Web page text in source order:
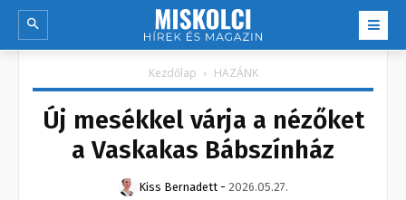
Kezdőlap HAZÁNK
Új mesékkel várja a nézőket
a Vaskakas Bábszínház
Kiss Bernadett - 2026.05.27.